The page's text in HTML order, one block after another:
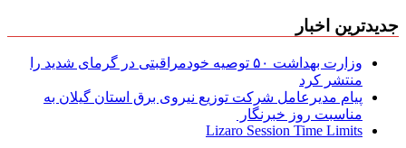
جدیدترین اخبار
وزارت بهداشت ۵۰ توصیه خودمراقبتی در گرمای شدید را
منتشر کرد
پیام مدیرعامل شركت توزیع نیروی برق استان گیلان به
مناسبت روز خبرنگار ‌
Lizaro Session Time Limits